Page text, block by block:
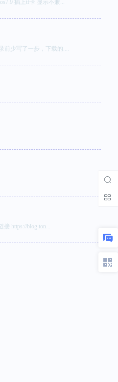
插上tf卡 显示不兼...
前少写了一步，下载的....
https://blog.ton...